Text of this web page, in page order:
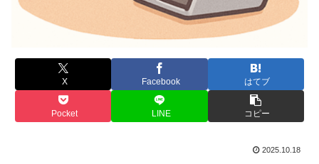
X Facebook はてブ
Pocket LINE コピー
2025.10.18